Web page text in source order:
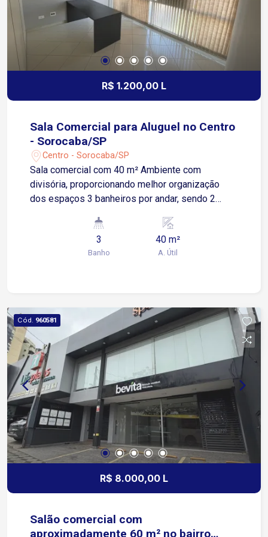
acesso ao transporte público e aos principais
bairros da Zona Oeste de Sorocaba. Uma
excelente oportunidade para instalar ou expandir
seu negócio em uma região estratégica, com
ótima visibilidade e infraestrutura completa. Entre
em contato e agende sua visita!
R$ 1.200,00 L
Sala Comercial para Aluguel no Centro
- Sorocaba/SP
Centro - Sorocaba/SP
Sala comercial com 40 m² Ambiente com
divisória, proporcionando melhor organização
dos espaços 3 banheiros por andar, sendo 2
profissionais liberais e empresas de prestação
minutos da Avenida Doutor Afonso Vergueiro
Tatuí Apenas 8 minutos da Avenida General
Carneiro Condomínio CEESP Edifício com
elevador
3
Banho
40 m²
A. Útil
Cód. 960581
R$ 8.000,00 L
Salão comercial com
aproximadamente 60 m² no bairro